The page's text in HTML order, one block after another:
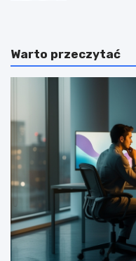
Warto przeczytać